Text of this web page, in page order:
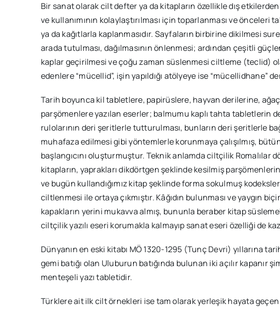
Bir sanat olarak cilt defter ya da kitapların özellikle dış
ve kullanımının kolaylaştırılması için toparlanması ve önceleri
ya da kağıtlarla kaplanmasıdır. Sayfaların birbirine dikilmesi
arada tutulması, dağılmasının önlenmesi; ardından çeşitli
kaplar geçirilmesi ve çoğu zaman süslenmesi ciltleme (teclid)
edenlere “mücellid”, işin yapıldığı atölyeye ise “mücellidhane”
Tarih boyunca kil tabletlere, papirüslere, hayvan derilerine,
parşömenlere yazılan eserler; balmumu kaplı tahta tabletlerin
rulolarının deri şeritlerle tutturulması, bunların deri şeritlerle
muhafaza edilmesi gibi yöntemlerle korunmaya çalışılmış,
başlangıcını oluşturmuştur. Teknik anlamda ciltçilik Romalılar
kitapların, yaprakları dikdörtgen şeklinde kesilmiş
ve bugün kullandığımız kitap şeklinde forma sokulmuş
ciltlenmesi ile ortaya çıkmıştır. Kâğıdın bulunması ve yaygın
kapakların yerini mukavva almış, bununla beraber kitap
ciltçilik yazılı eseri korumakla kalmayıp sanat eseri özelliği de
Dünyanın en eski kitabı MÖ 1320-1295 (Tunç Devri) yıllarına
gemi batığı olan Uluburun batığında bulunan iki açılır kapanır
menteşeli yazı tabletidir.
Türklere ait ilk cilt örnekleri ise tam olarak yerleşik hayata